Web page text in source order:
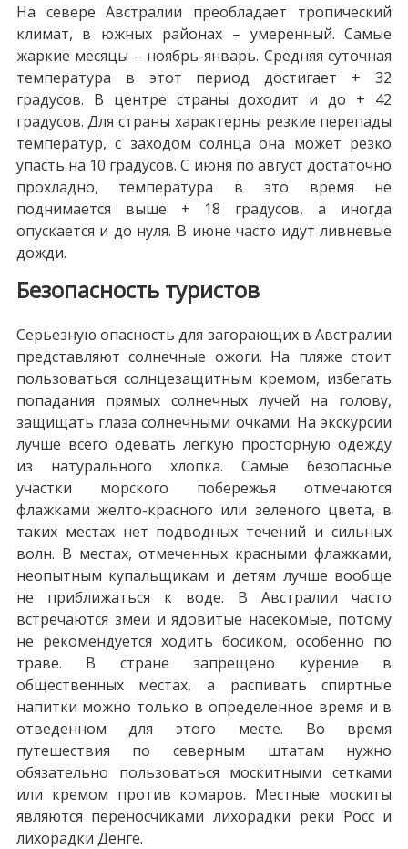
На севере Австралии преобладает тропический
климат, в южных районах – умеренный. Самые
жаркие месяцы – ноябрь-январь. Средняя суточная
температура в этот период достигает + 32
градусов. В центре страны доходит и до + 42
градусов. Для страны характерны резкие перепады
температур, с заходом солнца она может резко
упасть на 10 градусов. С июня по август достаточно
прохладно, температура в это время не
поднимается выше + 18 градусов, а иногда
опускается и до нуля. В июне часто идут ливневые
дожди.
Безопасность туристов
Серьезную опасность для загорающих в Австралии
представляют солнечные ожоги. На пляже стоит
пользоваться солнцезащитным кремом, избегать
попадания прямых солнечных лучей на голову,
защищать глаза солнечными очками. На экскурсии
лучше всего одевать легкую просторную одежду
из натурального хлопка. Самые безопасные
участки морского побережья отмечаются
флажками желто-красного или зеленого цвета, в
таких местах нет подводных течений и сильных
волн. В местах, отмеченных красными флажками,
неопытным купальщикам и детям лучше вообще
не приближаться к воде. В Австралии часто
встречаются змеи и ядовитые насекомые, потому
не рекомендуется ходить босиком, особенно по
траве. В стране запрещено курение в
общественных местах, а распивать спиртные
напитки можно только в определенное время и в
отведенном для этого месте. Во время
путешествия по северным штатам нужно
обязательно пользоваться москитными сетками
или кремом против комаров. Местные москиты
являются переносчиками лихорадки реки Росс и
лихорадки Денге.